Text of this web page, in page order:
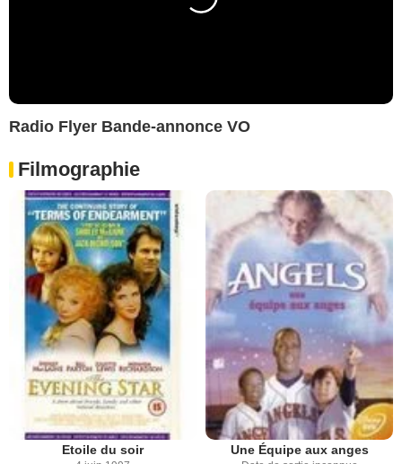
Radio Flyer Bande-annonce VO
Filmographie
Etoile du soir Une Équipe aux anges